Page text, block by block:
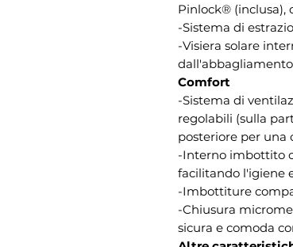
Pinlock® (inclusa),
-Sistema di
-Visiera solare
Comfort
-Sistema di
regolabili (sulla
posteriore per una
-Interno imbottito
facilitando l'igiene
-Imbottiture
-Chiusura
sicura e comoda